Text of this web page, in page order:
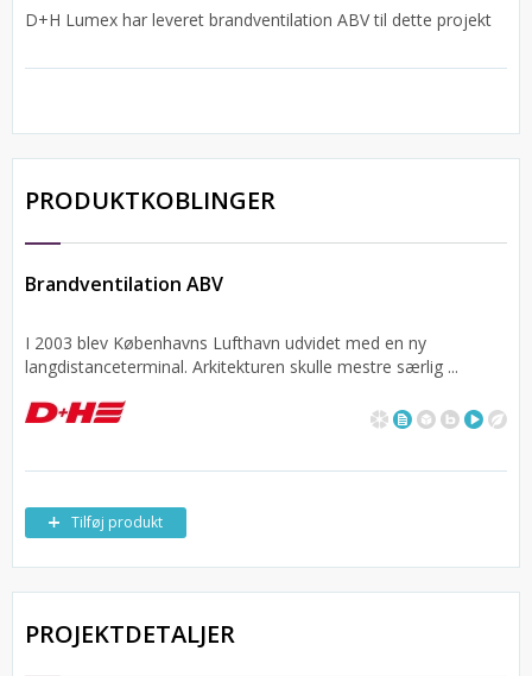
D+H Lumex har leveret brandventilation ABV til dette projekt
PRODUKTKOBLINGER
Brandventilation ABV
I 2003 blev Københavns Lufthavn udvidet med en ny
langdistanceterminal. Arkitekturen skulle mestre særlig ...
Tilføj produkt
PROJEKTDETALJER